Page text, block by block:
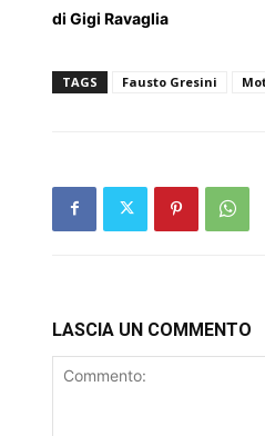
di Gigi Ravaglia
TAGS Fausto Gresini
LASCIA UN COMMENTO